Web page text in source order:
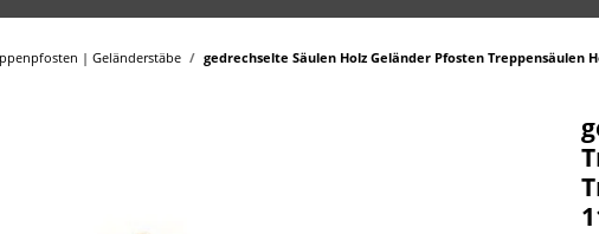
| Geländerstäbe gedrechselte Säulen Holz Geländer Pfosten Treppensäulen